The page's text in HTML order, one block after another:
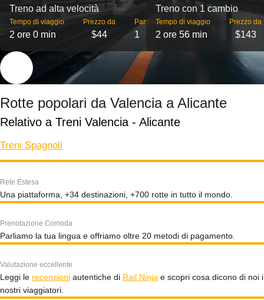
Treno ad alta velocità
Tempo di viaggio
2 ore 0 min
Prezzo da
$44
Partenze
1
Treno con 1 cambio
Tempo di viaggio
2 ore 56 min
Prezzo da
$143
Rotte popolari da Valencia a Alicante
Relativo a Treni Valencia - Alicante
Treni Spagnoli
Rete Estesa
Una piattaforma, +34 destinazioni, +700 rotte in tutto il mondo.
Prenotazione Comoda
Parliamo la tua lingua e offriamo oltre 20 metodi di pagamento.
Valutazione eccellente
Leggi le recensioni autentiche di Rail Ninja e scopri cosa dicono di noi i
nostri viaggiatori.